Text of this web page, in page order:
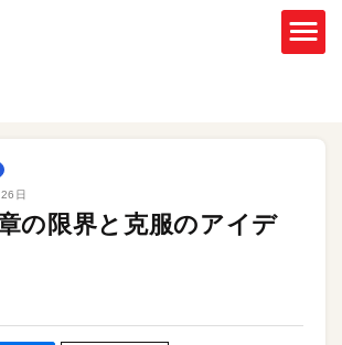
日
の限界と克服のアイデ